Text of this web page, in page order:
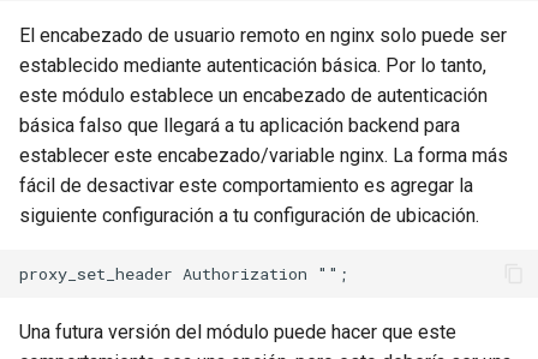
locations
lock
logger-socket
lrucache
macaroons
mail
El encabezado de usuario remoto en nginx solo puede ser
establecido mediante autenticación básica. Por lo tanto,
este módulo establece un encabezado de autenticación
básica falso que llegará a tu aplicación backend para
establecer este encabezado/variable nginx. La forma más
fácil de desactivar este comportamiento es agregar la
siguiente configuración a tu configuración de ubicación.
Una futura versión del módulo puede hacer que este